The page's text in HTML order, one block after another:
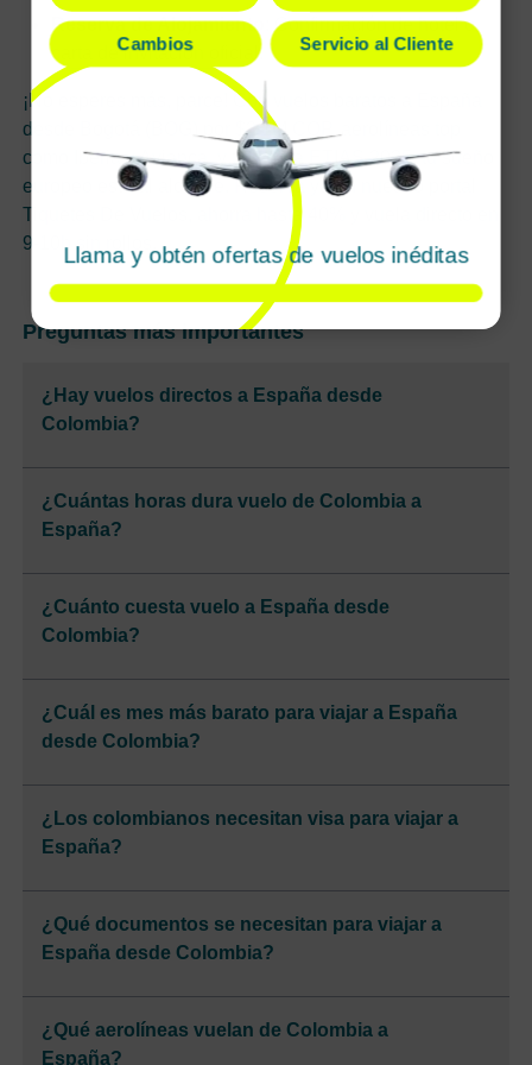
Reserva de Alojamiento
: Confirmación de hotel o
carta de invitación oficial.
¡No esperes más, parce! Con vuelos baratos a España
desde Bogotá (BOG) por $2.1M COP, aerolíneas top
como Iberia y Avianca, y tips para ETIAS 2025, tu sueño
europeo está al alcance. Reserva ya en nuestro portal
Tiquetes De Vuelos, ahorra hasta 40% y vuela directo en
9-10h sin rollos.
Preguntas más importantes
¿Hay vuelos directos a España desde
Colombia?
¿Cuántas horas dura vuelo de Colombia a
España?
¿Cuánto cuesta vuelo a España desde
Colombia?
¿Cuál es mes más barato para viajar a España
desde Colombia?
¿Los colombianos necesitan visa para viajar a
España?
¿Qué documentos se necesitan para viajar a
España desde Colombia?
¿Qué aerolíneas vuelan de Colombia a
España?
Cambios Servicio al Cliente
Llama y obtén ofertas de vuelos inéditas